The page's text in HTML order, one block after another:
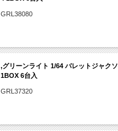
GRL38080
,グリーンライト 1/64 バレットジャク
1BOX 6台入
GRL37320